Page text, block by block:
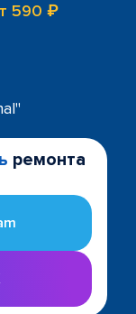
590 ₽
ремонта